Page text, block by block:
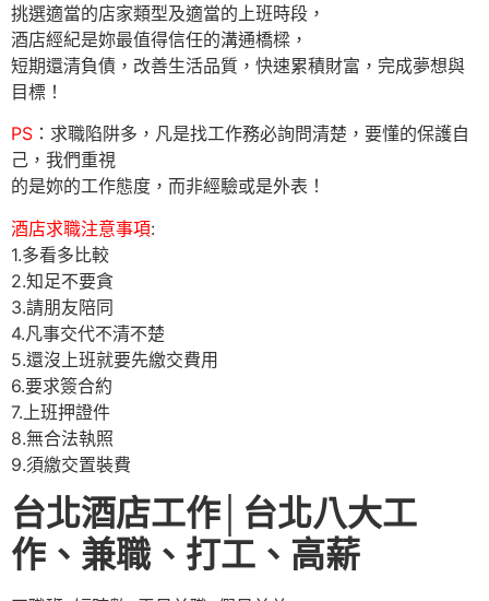
挑選適當的店家類型及適當的上班時段，
酒店經紀是妳最值得信任的溝通橋樑，
短期還清負債，改善生活品質，快速累積財富，完成夢想與
目標！
PS ：求職陷阱多，凡是找工作務必詢問清楚，要懂的保護自
己，我們重視
的是妳的工作態度，而非經驗或是外表！
酒店求職注意事項:
1.多看多比較
2.知足不要貪
3.請朋友陪同
4.凡事交代不清不楚
5.還沒上班就要先繳交費用
6.要求簽合約
7.上班押證件
8.無合法執照
9.須繳交置裝費
台北酒店工作│台北八大工
作、兼職、打工、高薪